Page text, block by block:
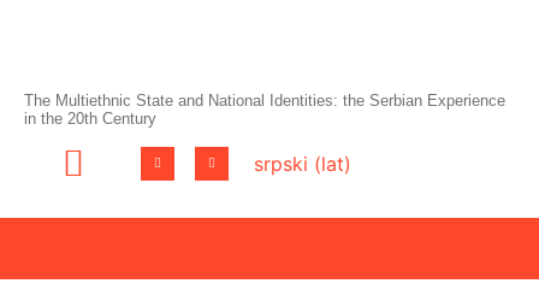
The Multiethnic State and National Identities: the Serbian Experience
in the 20th Century
srpski (lat)